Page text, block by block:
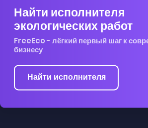
Найти исполнителя
экологических работ
FreeEco - лёгкий первый шаг к
бизнесу
Найти исполнителя